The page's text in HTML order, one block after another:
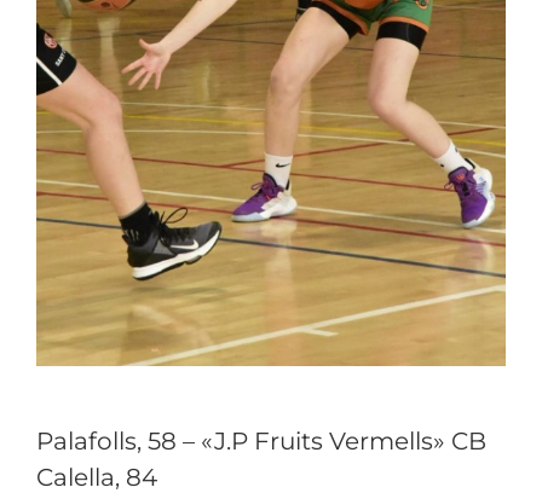
Palafolls, 58 – «J.P Fruits Vermells» CB
Calella, 84